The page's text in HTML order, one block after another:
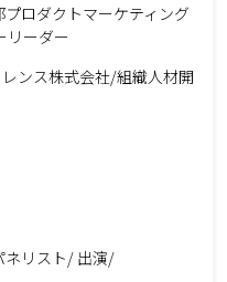
ロダクトマーケティング
リーダー
ンス株式会社/組織人材開
リスト/ 出演/